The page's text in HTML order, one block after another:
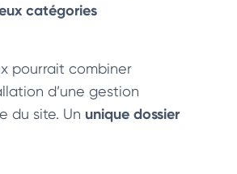
catégories
pourrait combiner
d’une gestion
du site. Un unique dossier